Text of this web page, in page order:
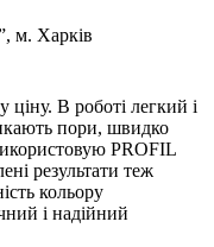
м. Харків
ціну. В роботі легкий і
пори, швидко
PROFIL
результати теж
кольору
і надійний